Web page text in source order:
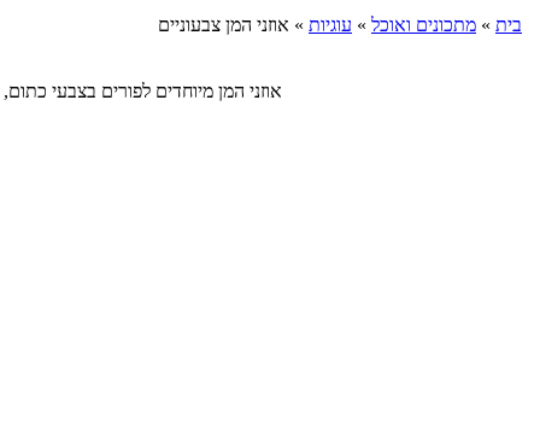
בית » מתכונים ואוכל » עוגיות » אוזני המן צבעוניים
אוזני המן מיוחדים לפורים בצבעי כתום, אדום